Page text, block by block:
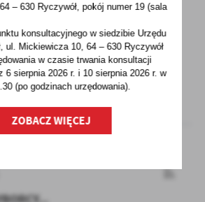
CZYJEŚ ŻYCIE Zgóś się na akcję
w dniu: 5 lipca 2020
– 630 Ryczywół, pokójnumer 19 (sala
konsultacyjnego w siedzibie Urzędu
ul. Mickiewicza 10, 64 – 630 Ryczywół
w czasie trwania konsultacji
6 sierpnia 2026 r. i 10 sierpnia 2026 r. w
(po godzinachurzędowania).
ZOBACZ WIĘCEJ